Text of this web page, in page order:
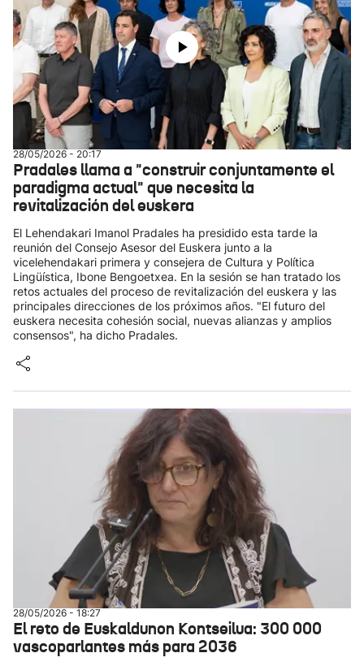
28/05/2026 - 20:17
Pradales llama a "construir conjuntamente el
paradigma actual" que necesita la
revitalización del euskera
El Lehendakari Imanol Pradales ha presidido esta tarde la
reunión del Consejo Asesor del Euskera junto a la
vicelehendakari primera y consejera de Cultura y Política
Lingüística, Ibone Bengoetxea. En la sesión se han tratado los
retos actuales del proceso de revitalización del euskera y las
principales direcciones de los próximos años. "El futuro del
euskera necesita cohesión social, nuevas alianzas y amplios
consensos", ha dicho Pradales.
28/05/2026 - 18:27
El reto de Euskaldunon Kontseilua: 300 000
vascoparlantes más para 2036